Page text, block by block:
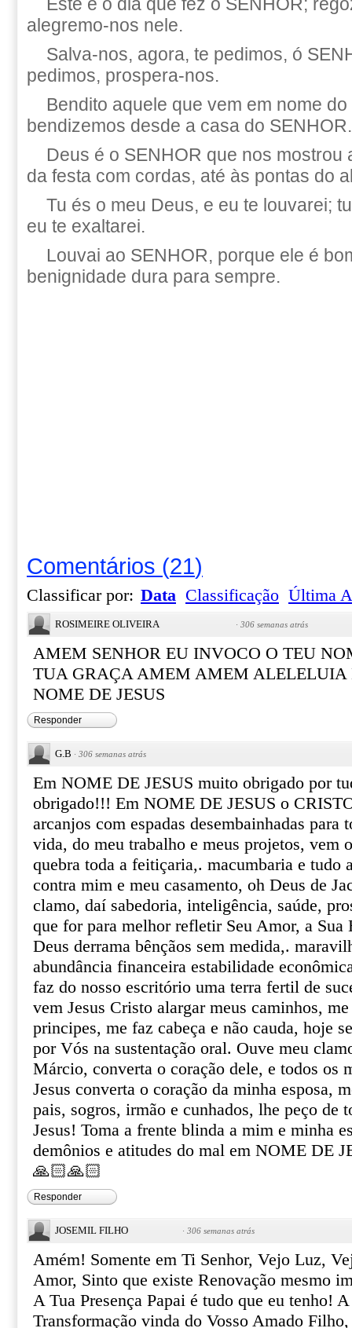
alegremo-nos nele.
Salva-nos, agora, te pedimos, ó
pedimos, prospera-nos.
Bendito aquele que vem em nome
bendizemos desde a casa do SENHOR.
Deus é o SENHOR que nos mostrou
da festa com cordas, até às pontas do
Tu és o meu Deus, e eu te louvarei;
eu te exaltarei.
Louvai ao SENHOR, porque ele é
benignidade dura para sempre.
Comentários (21)
Classificar por: Data Classificação Última
ROSIMEIRE OLIVEIRA · 306 semanas atrás
AMEM SENHOR EU INVOCO O TEU
TUA GRAÇA AMEM AMEM ALELELUIA
NOME DE JESUS
Responder
G.B · 306 semanas atrás
Em NOME DE JESUS muito obrigado por
obrigado!!! Em NOME DE JESUS o
arcanjos com espadas desembainhadas para
vida, do meu trabalho e meus projetos, vem
quebra toda a feitiçaria,. macumbaria e tudo
contra mim e meu casamento, oh Deus de
clamo, daí sabedoria, inteligência, saúde,
que for para melhor refletir Seu Amor, a Sua
Deus derrama bênçãos sem medida,.
abundância financeira estabilidade
faz do nosso escritório uma terra fertil de
vem Jesus Cristo alargar meus caminhos,
principes, me faz cabeça e não cauda, hoje
por Vós na sustentação oral. Ouve meu
Márcio, converta o coração dele, e todos os
Jesus converta o coração da minha esposa,
pais, sogros, irmão e cunhados, lhe peço de
Jesus! Toma a frente blinda a mim e minha
demônios e atitudes do mal em NOME DE
🙏🏻🙏🏻
Responder
JOSEMIL FILHO · 306 semanas atrás
Amém! Somente em Ti Senhor, Vejo Luz,
Amor, Sinto que existe Renovação mesmo
A Tua Presença Papai é tudo que eu tenho!
Transformação vinda do Vosso Amado